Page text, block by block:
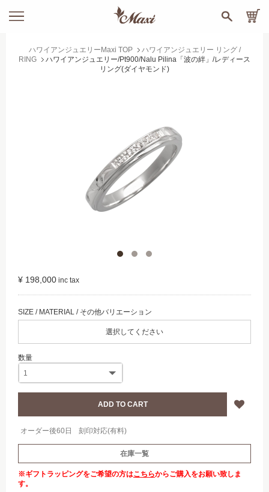
ハワイアンジュエリーMaxi TOP
ハワイアンジュエリー リング /
RING
ハワイアンジュエリー/Pt900/Nalu Pilina「波の絆」/レディース
リング(ダイヤモンド)
¥ 198,000
選択してください
オーダー後60日 刻印対応(有料)
在庫一覧
※ギフトラッピングをご希望の方はこちらからご購入をお願い致しま
す。